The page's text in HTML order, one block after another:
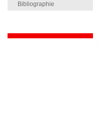
Bibliographie